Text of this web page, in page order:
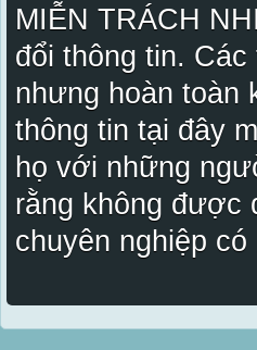
MIỄN TRÁCH
đổi thông tin.
nhưng hoàn toàn
thông tin tại đây
họ với những
rằng không được
chuyên nghiệp